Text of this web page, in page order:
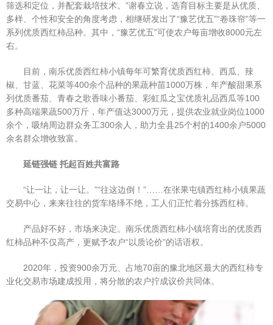
筛选和定位，并配套栽培技术。”谢春立说，选育目标主要是从优质、
多样、个性和安全的角度考虑，相继研发出了“豫艺优五”“卷珠帘”等一
系列优质西红柿品种。其中，“豫艺优五”可使农户每亩增收8000元左
右。
目前，南乐优质西红柿小镇每年可繁育优质西红柿、西瓜、辣
椒、甘蓝、花菜等400余个品种的果蔬种苗1000万株，年产酸甜果系
列优质番茄、青春之歌香味小番茄、彩虹瓜之宝优质礼品西瓜等100
多种高端果蔬500万斤，年产值达3000万元，提供农业就业岗位1000
余个，吸纳周边群众务工300余人，助力全县25个村的1400余户5000
余名群众增收致富。
延链强链 托起百姓共富路
“让一让，让一让。”“往这边倒！”……在张果屯镇西红柿小镇果蔬
交易中心，来来往往的货车络绎不绝，工人们正忙着分拣西红柿。
产品好不好，市场来决定。南乐优质西红柿小镇培育出的优质西
红柿品种不仅高产，更赋予农户“以质论价”的话语权。
2020年，投资900余万元、占地70亩的豫北地区最大的西红柿专
业化交易市场建成投用，将分散的农户拧成议价共同体。